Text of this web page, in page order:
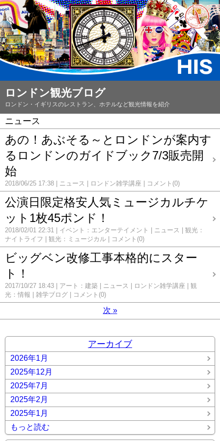
ロンドン観光ブログ
ロンドン・イギリスのレストラン、ホテルなど観光情報を紹介
ニュース
あの！あぶそる～とロンドンが案内す
るロンドンのガイドブック7/3販売開
始
2018/06/25 17:38 ニュース ロンドン雑学講座 コメント(0)
公演日限定格安人気ミュージカルチケ
ット1枚45ポンド！
2018/02/01 22:31 イベント：エンターテイメント ニュース
観光：
ナイトライフ
観光：ミュージカル コメント(0)
ビッグベン改修工事本格的にスター
ト！
2017/10/27 18:43 アート：建築 ニュース ロンドン雑学講座
観
光：情報
雑学ブログ コメント(0)
次 »
アーカイブ
2026年1月
2025年12月
2025年7月
2025年2月
2025年1月
もっと読む